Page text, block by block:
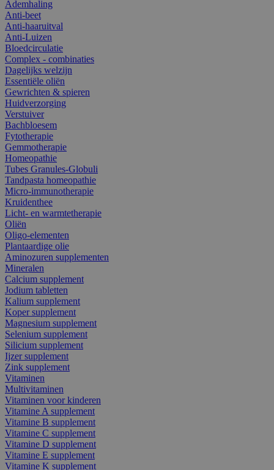
Ademhaling
Anti-beet
Anti-haaruitval
Anti-Luizen
Bloedcirculatie
Complex - combinaties
Dagelijks welzijn
Essentiële oliën
Gewrichten & spieren
Huidverzorging
Verstuiver
Bachbloesem
Fytotherapie
Gemmotherapie
Homeopathie
Tubes Granules-Globuli
Tandpasta homeopathie
Micro-immunotherapie
Kruidenthee
Licht- en warmtetherapie
Oliën
Oligo-elementen
Plantaardige olie
Aminozuren supplementen
Mineralen
Calcium supplement
Jodium tabletten
Kalium supplement
Koper supplement
Magnesium supplement
Selenium supplement
Silicium supplement
Ijzer supplement
Zink supplement
Vitaminen
Multivitaminen
Vitaminen voor kinderen
Vitamine A supplement
Vitamine B supplement
Vitamine C supplement
Vitamine D supplement
Vitamine E supplement
Vitamine K supplement